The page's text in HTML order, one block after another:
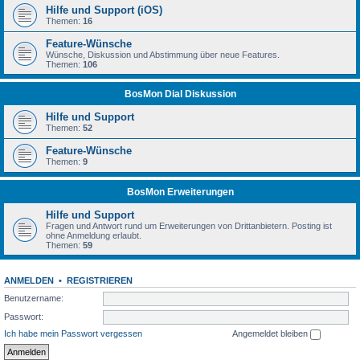
Hilfe und Support (iOS)
Themen: 16
Feature-Wünsche
Wünsche, Diskussion und Abstimmung über neue Features.
Themen: 106
BosMon Dial Diskussion
Hilfe und Support
Themen: 52
Feature-Wünsche
Themen: 9
BosMon Erweiterungen
Hilfe und Support
Fragen und Antwort rund um Erweiterungen von Drittanbietern. Posting ist
ohne Anmeldung erlaubt.
Themen: 59
ANMELDEN • REGISTRIEREN
Benutzername:
Passwort:
Ich habe mein Passwort vergessen
Angemeldet bleiben